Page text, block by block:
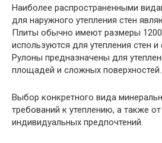
Наиболее распространенными
для наружного утепления стен
Плиты обычно имеют размеры
используются для утепления стен
Рулоны предназначены для
площадей и сложных поверхностей.
Выбор конкретного вида
требований к утеплению, а также
индивидуальных предпочтений.